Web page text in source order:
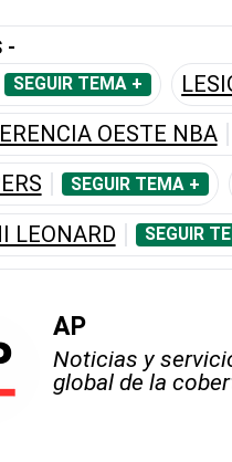
-
SEGUIR TEMA +
OESTE NBA
SEGUIR TEMA +
LEONARD SEGUIR
AP
Noticias y
global de la